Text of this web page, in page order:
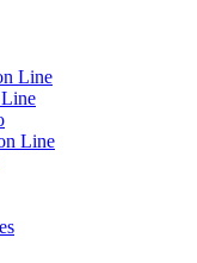
Line
Line
Line